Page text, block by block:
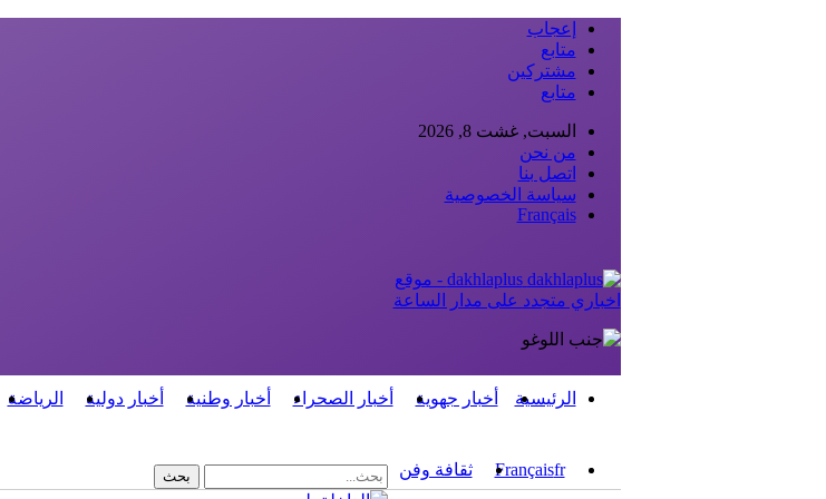
إعجاب
متابع
مشتركين
متابع
السبت, غشت 8, 2026
من نحن
اتصل بنا
سياسة الخصوصية
Français
dakhlaplus - موقع
اخباري متجدد على مدار الساعة
الرئيسية أخبار جهوية أخبار الصحراء أخبار وطنية أخبار دولية الرياضة
Françaisfr ثقافة وفن